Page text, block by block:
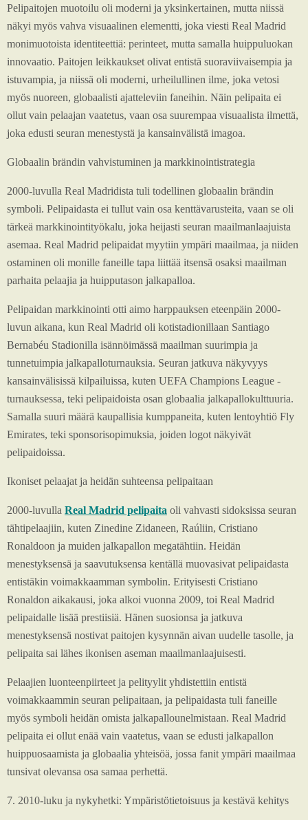
Pelipaitojen muotoilu oli moderni ja yksinkertainen, mutta niissä
näkyi myös vahva visuaalinen elementti, joka viesti Real Madrid
monimuotoista identiteettiä: perinteet, mutta samalla huippuluokan
innovaatio. Paitojen leikkaukset olivat entistä suoraviivaisempia ja
istuvampia, ja niissä oli moderni, urheilullinen ilme, joka vetosi
myös nuoreen, globaalisti ajatteleviin faneihin. Näin pelipaita ei
ollut vain pelaajan vaatetus, vaan osa suurempaa visuaalista ilmettä,
joka edusti seuran menestystä ja kansainvälistä imagoa.
Globaalin brändin vahvistuminen ja markkinointistrategia
2000-luvulla Real Madridista tuli todellinen globaalin brändin
symboli. Pelipaidasta ei tullut vain osa kenttävarusteita, vaan se oli
tärkeä markkinointityökalu, joka heijasti seuran maailmanlaajuista
asemaa. Real Madrid pelipaidat myytiin ympäri maailmaa, ja niiden
ostaminen oli monille faneille tapa liittää itsensä osaksi maailman
parhaita pelaajia ja huipputason jalkapalloa.
Pelipaidan markkinointi otti aimo harppauksen eteenpäin 2000-
luvun aikana, kun Real Madrid oli kotistadionillaan Santiago
Bernabéu Stadionilla isännöimässä maailman suurimpia ja
tunnetuimpia jalkapalloturnauksia. Seuran jatkuva näkyvyys
kansainvälisissä kilpailuissa, kuten UEFA Champions League -
turnauksessa, teki pelipaidoista osan globaalia jalkapallokulttuuria.
Samalla suuri määrä kaupallisia kumppaneita, kuten lentoyhtiö Fly
Emirates, teki sponsorisopimuksia, joiden logot näkyivät
pelipaidoissa.
Ikoniset pelaajat ja heidän suhteensa pelipaitaan
2000-luvulla Real Madrid pelipaita oli vahvasti sidoksissa seuran
tähtipelaajiin, kuten Zinedine Zidaneen, Raúliin, Cristiano
Ronaldoon ja muiden jalkapallon megatähtiin. Heidän
menestyksensä ja saavutuksensa kentällä muovasivat pelipaidasta
entistäkin voimakkaamman symbolin. Erityisesti Cristiano
Ronaldon aikakausi, joka alkoi vuonna 2009, toi Real Madrid
pelipaidalle lisää prestiisiä. Hänen suosionsa ja jatkuva
menestyksensä nostivat paitojen kysynnän aivan uudelle tasolle, ja
pelipaita sai lähes ikonisen aseman maailmanlaajuisesti.
Pelaajien luonteenpiirteet ja pelityylit yhdistettiin entistä
voimakkaammin seuran pelipaitaan, ja pelipaidasta tuli faneille
myös symboli heidän omista jalkapallounelmistaan. Real Madrid
pelipaita ei ollut enää vain vaatetus, vaan se edusti jalkapallon
huippuosaamista ja globaalia yhteisöä, jossa fanit ympäri maailmaa
tunsivat olevansa osa samaa perhettä.
7. 2010-luku ja nykyhetki: Ympäristötietoisuus ja kestävä kehitys